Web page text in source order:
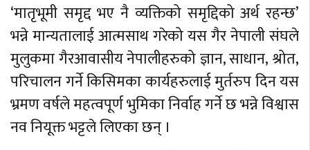
‘मातृभूमी समृद्द भए नै व्यक्तिको समृद्दिको अर्थ रहन्छ’
भन्ने मान्यतालाई आत्मसाथ गरेको यस गैर नेपाली संघले
मुलुकमा गैरआवासीय नेपालीहरुको ज्ञान, साधान, श्रोत,
परिचालन गर्ने किसिमका कार्यहरुलाई मुर्तरुप दिन यस
भ्रमण वर्षले महत्वपूर्ण भुमिका निर्वाह गर्ने छ भन्ने विश्वास
नव नियूक्त भट्टले लिएका छन् ।